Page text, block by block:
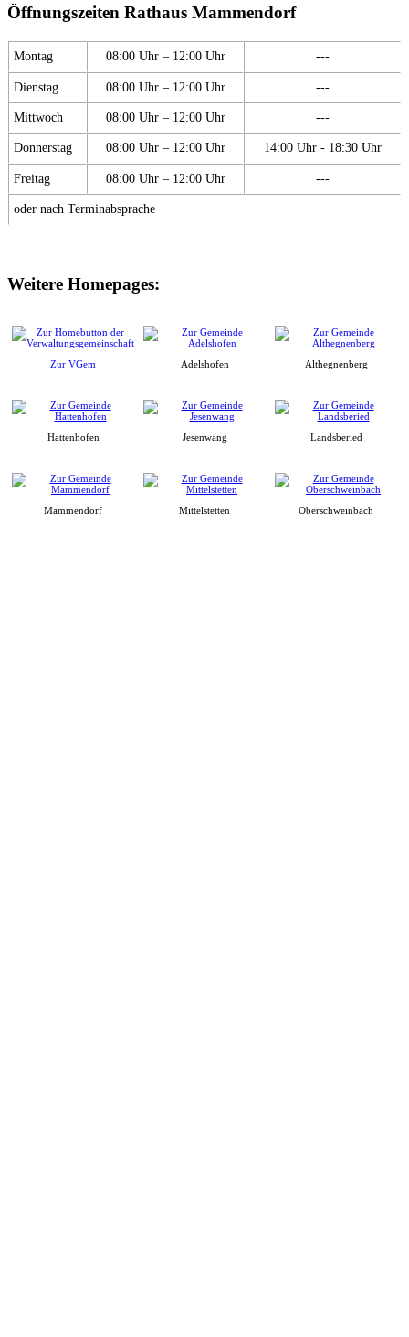
Öffnungszeiten Rathaus Mammendorf
Montag 08:00 Uhr – 12:00 Uhr ---
Dienstag 08:00 Uhr – 12:00 Uhr ---
Mittwoch 08:00 Uhr – 12:00 Uhr ---
Donnerstag 08:00 Uhr – 12:00 Uhr 14:00 Uhr - 18:30 Uhr
Freitag 08:00 Uhr – 12:00 Uhr ---
oder nach Terminabsprache
Weitere Homepages:
Zur VGem Adelshofen Althegnenberg
Hattenhofen Jesenwang Landsberied
Mammendorf Mittelstetten Oberschweinbach